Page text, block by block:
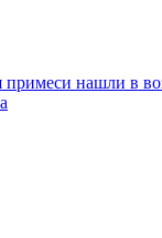
примеси нашли в